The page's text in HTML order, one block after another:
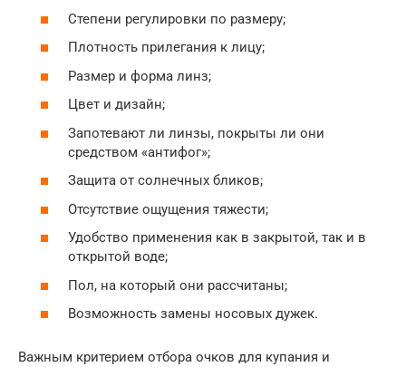
Степени регулировки по размеру;
Плотность прилегания к лицу;
Размер и форма линз;
Цвет и дизайн;
Запотевают ли линзы, покрыты ли они
средством «антифог»;
Защита от солнечных бликов;
Отсутствие ощущения тяжести;
Удобство применения как в закрытой, так и в
открытой воде;
Пол, на который они рассчитаны;
Возможность замены носовых дужек.
Важным критерием отбора очков для купания и